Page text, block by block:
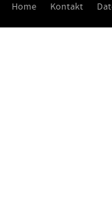
Home Kontakt